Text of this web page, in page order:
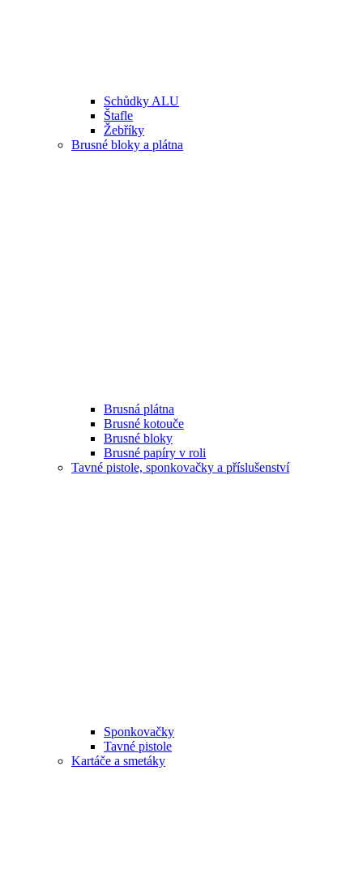
Schůdky ALU
Štafle
Žebříky
Brusné bloky a plátna
Brusná plátna
Brusné kotouče
Brusné bloky
Brusné papíry v roli
Tavné pistole, sponkovačky a příslušenství
Sponkovačky
Tavné pistole
Kartáče a smetáky